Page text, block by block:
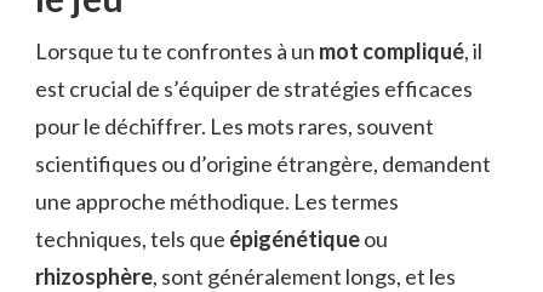
Lorsque tu te confrontes à un mot compliqué, il
est crucial de s’équiper de stratégies efficaces
pour le déchiffrer. Les mots rares, souvent
scientifiques ou d’origine étrangère, demandent
une approche méthodique. Les termes
techniques, tels que épigénétiqueou
rhizosphère, sont généralement longs, et les